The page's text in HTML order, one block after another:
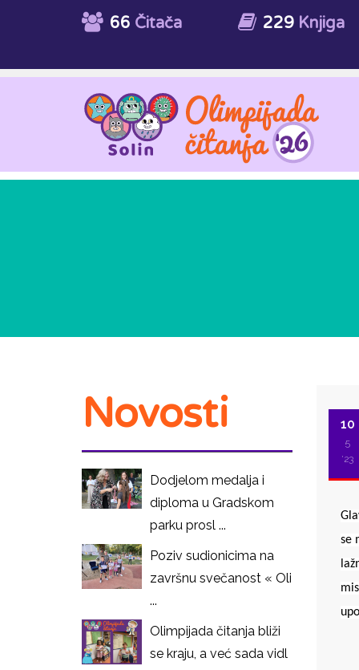
66 Čitača 229Knjiga
10
5
'23
se
Novosti
Dodjelom medalja i
diploma u Gradskom
parku prosl ...
Poziv sudionicima na
završnu svečanost « Oli
...
Olimpijada čitanja bliži
se kraju, a već sada vidl